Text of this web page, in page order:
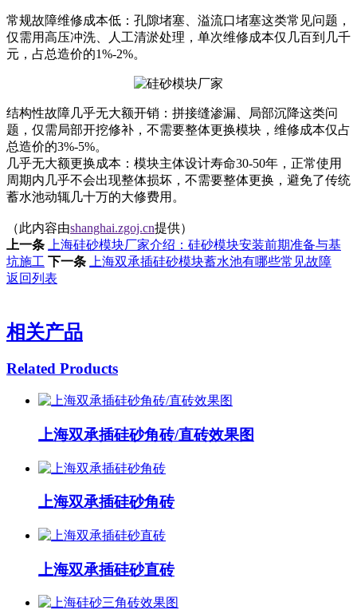
常规故障维修成本低：孔隙堵塞、溢流口堵塞这类常见问题，
仅需用高压冲洗、人工清淤处理，单次维修成本仅几百到几千
元，占总造价的1%-2%。
结构性故障几乎无大额开销：拼接缝渗漏、局部沉降这类问
题，仅需局部开挖修补，不需要整体更换模块，维修成本仅占
总造价的3%-5%。
几乎无大额更换成本：模块主体设计寿命30-50年，正常使用
周期内几乎不会出现整体损坏，不需要整体更换，避免了传统
蓄水池动辄几十万的大修费用。
（此内容由shanghai.zgoj.cn提供）
上一条
上海硅砂模块厂家介绍：硅砂模块安装前期准备与基
坑施工 下一条
上海双承插硅砂模块蓄水池有哪些常见故障
返回列表
相关产品
Related Products
上海双承插硅砂角砖/直砖效果图
上海双承插硅砂角砖
上海双承插硅砂直砖